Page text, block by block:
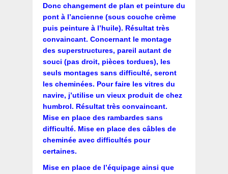
Donc changement de plan et peinture du
pont à l’ancienne (sous couche crème
puis peinture à l’huile). Résultat très
convaincant. Concernant le montage
des superstructures, pareil autant de
souci (pas droit, pièces tordues), les
seuls montages sans difficulté, seront
les cheminées. Pour faire les vitres du
navire, j’utilise un vieux produit de chez
humbrol. Résultat très convaincant.
Mise en place des rambardes sans
difficulté. Mise en place des câbles de
cheminée avec difficultés pour
certaines.
Mise en place de l’équipage ainsi que